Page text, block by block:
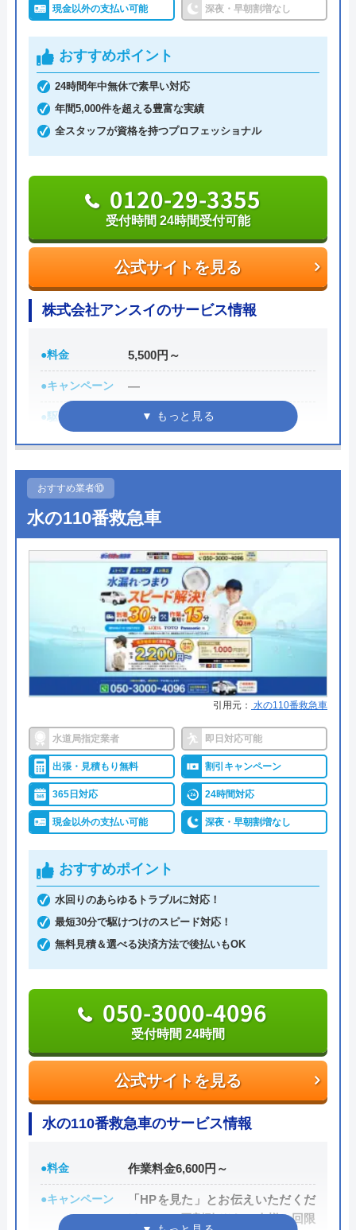
公式サイトを見る
0766-84-4123
株式会社北野テックのクチコミ
on
※クチコミの内容について
中林剛志（リッチハイカー）
2 年前
現金以外の支払い可能 深夜・早朝割増なし
おすすめポイント
24時間年中無休で素早い対応
年間5,000件を超える豊富な実績
全スタッフが資格を持つプロフェッショナル
公式サイトを見る
0120-29-3355
受付時間 24時間受付可能
株式会社アンスイのサービス情報
●料金 5,500円～
●キャンペーン ―
●駆けつけ時間
●受付時間 24時間
●定休日
●出張見積もり 2,200円（出張・調査費）
●支払い方法 現金、クレジットカード、QR決済
―
●保証・保険 事業総合賠償責任保険
詳細は公式HPでご確認ください
株式会社アンスイがおすすめの理由
株式会社アンスイは水回りのトラブルに幅広く対応
しており、修理やリフォームを依頼できます。対応
エリアは富山・石川県の一部エリアで、詳細はHPで
確認できます。
24時間年中無休で作業の依頼を受け付けているの
ただし、作業終了時間が19:00～7:00、日・祝日・年
末年始になる場合は時間外料金が発生するので、お
公式サイトを見る
0120-29-3355
受付時間 24時間受付可能
株式会社アンスイの基本情報
代表者 森真琴
創業・設立
平成18年1月アンスイ北陸として創
おすすめ業者⑩
水の110番救急車
引用元： 水の110番救急車
水道局指定業者 即日対応可能
出張・見積もり無料 割引キャンペーン
365日対応 24時間対応
現金以外の支払い可能 深夜・早朝割増なし
おすすめポイント
水回りのあらゆるトラブルに対応！
最短30分で駆けつけのスピード対応！
無料見積＆選べる決済方法で後払いもOK
公式サイトを見る
050-3000-4096
受付時間 24時間
水の110番救急車のサービス情報
●料金 作業料金6,600円～
●キャンペーン
「HPを見た」とお伝えいただくだ
けで1,000円割引 ※お一人様一回限